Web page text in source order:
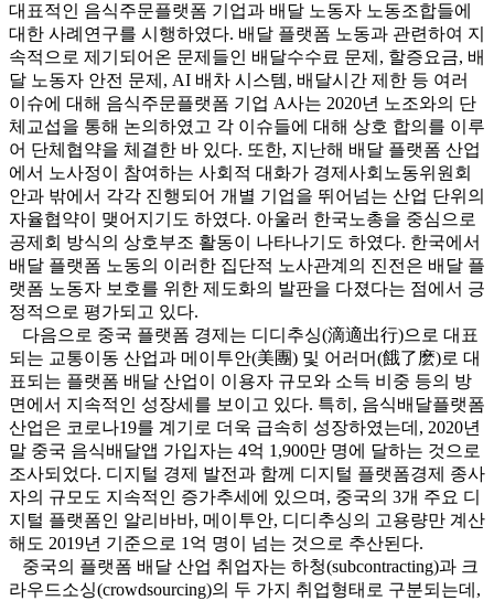
대표적인 음식주문플랫폼 기업과 배달 노동자 노동조합들에
대한 사례연구를 시행하였다. 배달 플랫폼 노동과 관련하여 지
속적으로 제기되어온 문제들인 배달수수료 문제, 할증요금, 배
달 노동자 안전 문제, AI 배차 시스템, 배달시간 제한 등 여러
이슈에 대해 음식주문플랫폼 기업 A사는 2020년 노조와의 단
체교섭을 통해 논의하였고 각 이슈들에 대해 상호 합의를 이루
어 단체협약을 체결한 바 있다. 또한, 지난해 배달 플랫폼 산업
에서 노사정이 참여하는 사회적 대화가 경제사회노동위원회
안과 밖에서 각각 진행되어 개별 기업을 뛰어넘는 산업 단위의
자율협약이 맺어지기도 하였다. 아울러 한국노총을 중심으로
공제회 방식의 상호부조 활동이 나타나기도 하였다. 한국에서
배달 플랫폼 노동의 이러한 집단적 노사관계의 진전은 배달 플
랫폼 노동자 보호를 위한 제도화의 발판을 다졌다는 점에서 긍
정적으로 평가되고 있다.
다음으로 중국 플랫폼 경제는 디디추싱(滴適出行)으로 대표
되는 교통이동 산업과 메이투안(美團) 및 어러머(餓了麽)로 대
표되는 플랫폼 배달 산업이 이용자 규모와 소득 비중 등의 방
면에서 지속적인 성장세를 보이고 있다. 특히, 음식배달플랫폼
산업은 코로나19를 계기로 더욱 급속히 성장하였는데, 2020년
말 중국 음식배달앱 가입자는 4억 1,900만 명에 달하는 것으로
조사되었다. 디지털 경제 발전과 함께 디지털 플랫폼경제 종사
자의 규모도 지속적인 증가추세에 있으며, 중국의 3개 주요 디
지털 플랫폼인 알리바바, 메이투안, 디디추싱의 고용량만 계산
해도 2019년 기준으로 1억 명이 넘는 것으로 추산된다.
중국의 플랫폼 배달 산업 취업자는 하청(subcontracting)과 크
라우드소싱(crowdsourcing)의 두 가지 취업형태로 구분되는데,